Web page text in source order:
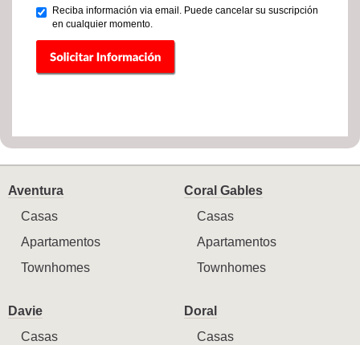
Reciba información via email. Puede cancelar su suscripción
en cualquier momento.
Aventura
Casas
Apartamentos
Townhomes
Coral Gables
Casas
Apartamentos
Townhomes
Davie
Casas
Doral
Casas